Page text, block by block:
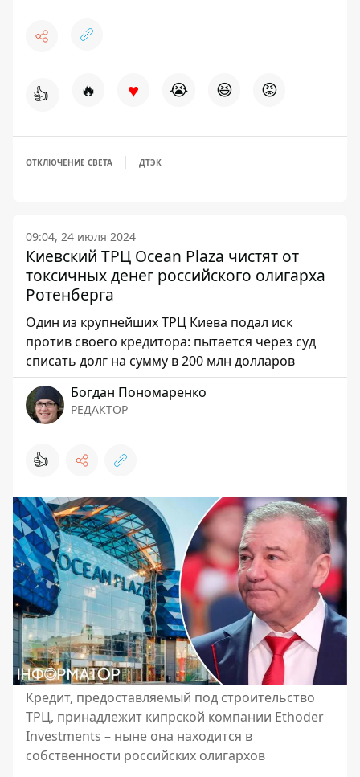
👍 🔥 ♥ 😭 😆 😡
ОТКЛЮЧЕНИЕ СВЕТА ДТЭК
09:04, 24 июля 2024
Киевский ТРЦ Ocean Plaza чистят от
токсичных денег российского олигарха
Ротенберга
Один из крупнейших ТРЦ Киева подал иск
против своего кредитора: пытается через суд
списать долг на сумму в 200 млн долларов
Богдан Пономаренко
РЕДАКТОР
👍
Кредит, предоставляемый под строительство
ТРЦ, принадлежит кипрской компании Ethoder
Investments – ныне она находится в
собственности российских олигархов